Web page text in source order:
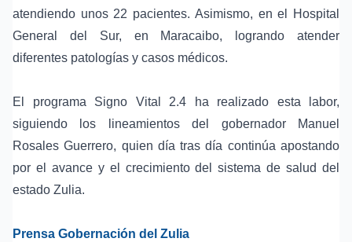
atendiendo unos 22 pacientes. Asimismo, en el Hospital
General del Sur, en Maracaibo, logrando atender
diferentes patologías y casos médicos.
El programa Signo Vital 2.4 ha realizado esta labor,
siguiendo los lineamientos del gobernador Manuel
Rosales Guerrero, quien día tras día continúa apostando
por el avance y el crecimiento del sistema de salud del
estado Zulia.
Prensa Gobernación del Zulia